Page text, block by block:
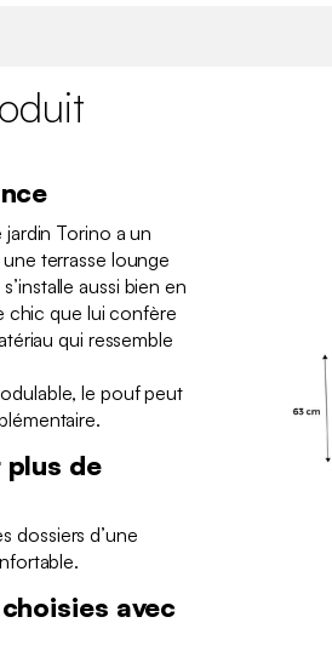
jardin Torino a un
terrasse lounge
aussi bien en
chic que lui confère
qui ressemble
le pouf peut
plus de
dossiers d’une
avec